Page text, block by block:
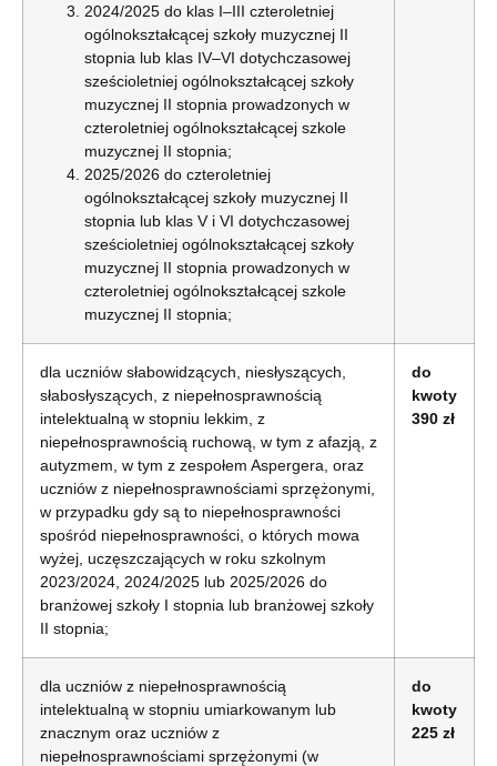
2024/2025 do klas I–III czteroletniej
ogólnokształcącej szkoły muzycznej II
stopnia lub klas IV–VI dotychczasowej
sześcioletniej ogólnokształcącej szkoły
muzycznej II stopnia prowadzonych w
czteroletniej ogólnokształcącej szkole
muzycznej II stopnia;
2025/2026 do czteroletniej
ogólnokształcącej szkoły muzycznej II
stopnia lub klas V i VI dotychczasowej
sześcioletniej ogólnokształcącej szkoły
muzycznej II stopnia prowadzonych w
czteroletniej ogólnokształcącej szkole
muzycznej II stopnia;
dla uczniów słabowidzących, niesłyszących,
słabosłyszących, z niepełnosprawnością
intelektualną w stopniu lekkim, z
niepełnosprawnością ruchową, w tym z afazją, z
autyzmem, w tym z zespołem Aspergera, oraz
uczniów z niepełnosprawnościami sprzężonymi,
w przypadku gdy są to niepełnosprawności
spośród niepełnosprawności, o których mowa
wyżej, uczęszczających w roku szkolnym
2023/2024, 2024/2025 lub 2025/2026 do
branżowej szkoły I stopnia lub branżowej szkoły
II stopnia;
do
kwoty
390 zł
dla uczniów z niepełnosprawnością
intelektualną w stopniu umiarkowanym lub
znacznym oraz uczniów z
niepełnosprawnościami sprzężonymi (w
do
kwoty
225 zł